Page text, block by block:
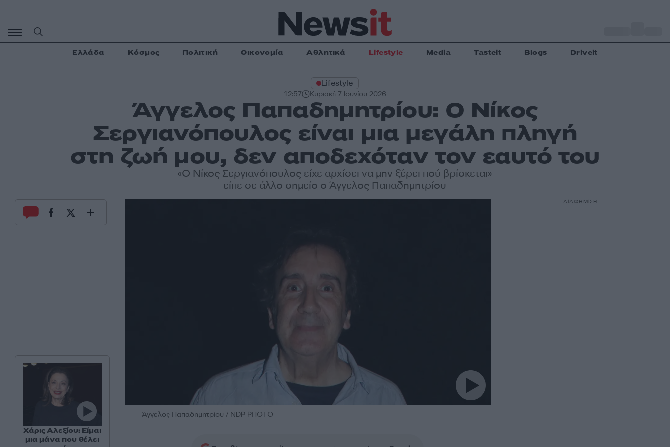
περιεχόμενο
Ελλάδα Κόσμος Πολιτική Οικονομία Αθλητικά Lifestyle Media Tasteit Blogs Driveit
Lifestyle
12:57 Κυριακή 7 Ιουνίου 2026
Άγγελος Παπαδημητρίου: Ο Νίκος
Σεργιανόπουλος είναι μια μεγάλη πληγή
στη ζωή μου, δεν αποδεχόταν τον εαυτό του
«Ο Νίκος Σεργιανόπουλος είχε αρχίσει να μην ξέρει πού βρίσκεται»
είπε σε άλλο σημείο ο Άγγελος Παπαδημητρίου
Άγγελος Παπαδημητρίου / NDP PHOTO
Χάρις Αλεξίου: Είμαι
μια μάνα που θέλει
ΔΙΑΦΗΜΙΣΗ